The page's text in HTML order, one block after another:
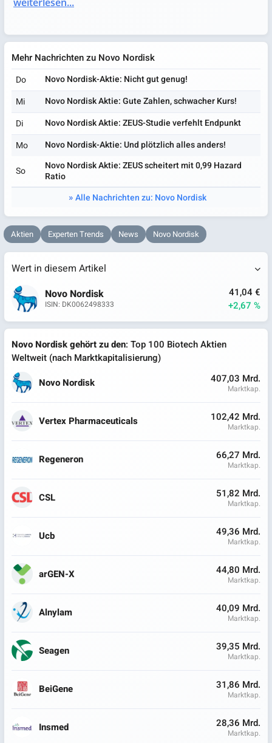
Mehr Nachrichten zu Novo Nordisk
Do
Novo Nordisk-Aktie: Nicht gut genug!
Mi
Novo Nordisk Aktie: Gute Zahlen, schwacher Kurs!
Di
Novo Nordisk Aktie: ZEUS-Studie verfehlt Endpunkt
Mo
Novo Nordisk-Aktie: Und plötzlich alles anders!
So
Novo Nordisk Aktie: ZEUS scheitert mit 0,99 Hazard
Ratio
Alle Nachrichten zu: Novo Nordisk
Aktien Experten Trends News Novo Nordisk
Wert in diesem Artikel
Novo Nordisk
ISIN: DK0062498333
41,04 €
+2,67 %
Novo Nordisk gehört zu den: Top 100 Biotech Aktien
Weltweit (nach Marktkapitalisierung)
Novo Nordisk
407,03 Mrd.
Marktkap.
Vertex Pharmaceuticals 102,42 Mrd.
Marktkap.
Regeneron 66,27 Mrd.
Marktkap.
CSL 51,82 Mrd.
Marktkap.
Ucb 49,36 Mrd.
Marktkap.
arGEN-X 44,80 Mrd.
Marktkap.
Alnylam 40,09 Mrd.
Marktkap.
Seagen 39,35 Mrd.
Marktkap.
BeiGene 31,86 Mrd.
Marktkap.
Insmed 28,36 Mrd.
Marktkap.